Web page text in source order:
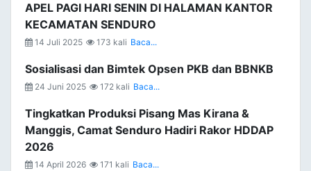
APEL PAGI HARI SENIN DI HALAMAN KANTOR
KECAMATAN SENDURO
14 Juli 2025 173 kali Baca...
Sosialisasi dan Bimtek Opsen PKB dan BBNKB
24 Juni 2025 172 kali Baca...
Tingkatkan Produksi Pisang Mas Kirana &
Manggis, Camat Senduro Hadiri Rakor HDDAP
2026
14 April 2026 171 kali Baca...